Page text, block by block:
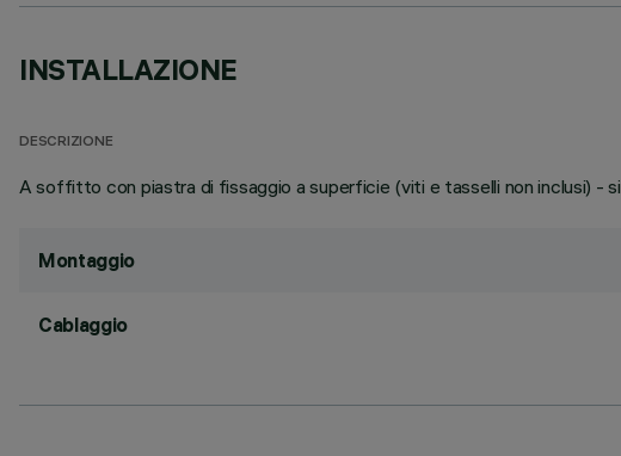
INSTALLAZIONE
DESCRIZIONE
A soffitto con piastra di fissaggio a superficie (viti e tasselli non inclusi) -
Montaggio
Cablaggio